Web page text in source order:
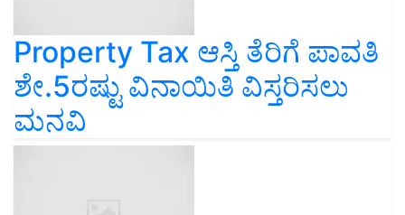
Property Tax ಆಸ್ತಿ ತೆರಿಗೆ ಪಾವತಿ
ಶೇ.5ರಷ್ಟು ವಿನಾಯಿತಿ ವಿಸ್ತರಿಸಲು
ಮನವಿ